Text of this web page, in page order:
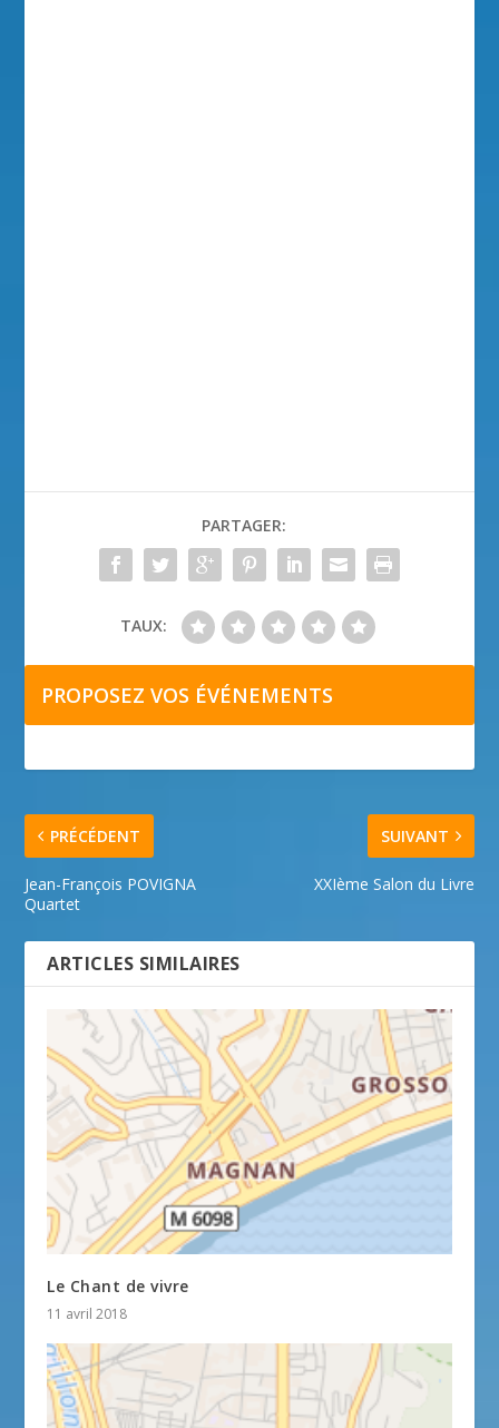
PARTAGER:
TAUX:
PROPOSEZ VOS ÉVÉNEMENTS
PRÉCÉDENT
Jean-François POVIGNA
Quartet
SUIVANT
XXIème Salon du Livre
ARTICLES SIMILAIRES
Le Chant de vivre
11 avril 2018